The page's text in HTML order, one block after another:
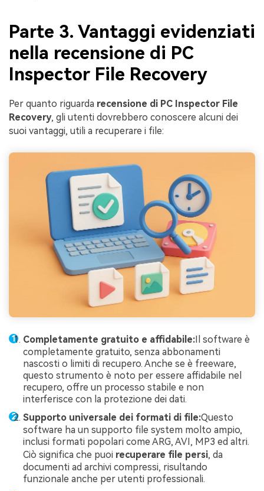
Parte 3. Vantaggi evidenziati
nella recensione di PC
Inspector File Recovery
Per quanto riguarda recensione di PC Inspector File
Recovery, gli utenti dovrebbero conoscere alcuni dei
suoi vantaggi, utili a recuperare i file:
Completamente gratuito e affidabile:Il software è
completamente gratuito, senza abbonamenti
nascosti o limiti di recupero. Anche se è freeware,
questo strumento è noto per essere affidabile nel
recupero, offre un processo stabile e non
interferisce con la protezione dei dati.
Supporto universale dei formati di file:Questo
software ha un supporto file system molto ampio,
inclusi formati popolari come ARG, AVI, MP3 ed altri.
Ciò significa che puoi recuperare file persi, da
documenti ad archivi compressi, risultando
funzionale anche per utenti professionali.